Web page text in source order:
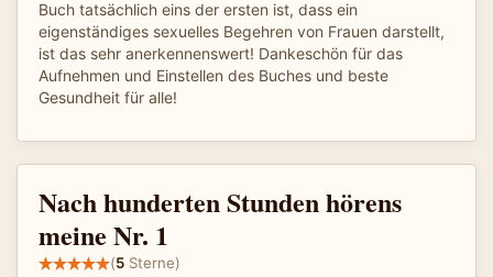
Buch tatsächlich eins der ersten ist, dass ein
eigenständiges sexuelles Begehren von Frauen darstellt,
ist das sehr anerkennenswert! Dankeschön für das
Aufnehmen und Einstellen des Buches und beste
Gesundheit für alle!
Nach hunderten Stunden hörens
meine Nr. 1
(5 Sterne)